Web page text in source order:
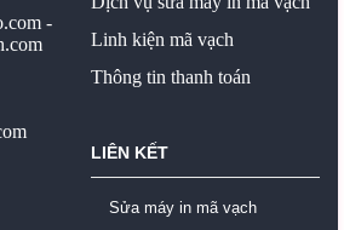
-
Linh kiện mã vạch
Thông tin thanh toán
LIÊN KẾT
Sửa máy in mã vạch